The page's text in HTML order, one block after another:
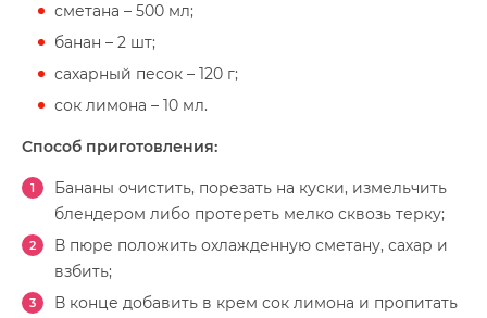
сметана – 500 мл;
банан – 2 шт;
сахарный песок – 120 г;
сок лимона – 10 мл.
Способ приготовления:
Бананы очистить, порезать на куски, измельчить
блендером либо протереть мелко сквозь терку;
В пюре положить охлажденную сметану, сахар и
взбить;
В конце добавить в крем сок лимона и пропитать